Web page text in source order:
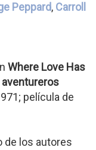
Peppard, Carroll
Where Love Has
aventureros
película de
de los autores